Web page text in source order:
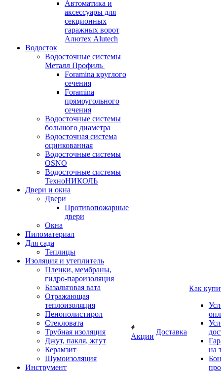
Автоматика и
аксессуары для
секционных
гаражных ворот
Алютех Alutech
Водосток
Водосточные системы
Металл Профиль
Foramina круглого
сечения
Foramina
прямоугольного
сечения
Водосточные системы
большого диаметра
Водосточная система
оцинкованная
Водосточные системы
OSNO
Водосточные системы
ТехноНИКОЛЬ
Двери и окна
Двери
Противопожарные
двери
Окна
Пиломатериал
Для сада
Теплицы
Изоляция и утеплитель
Пленки, мембраны,
гидро-пароизоляция
Базальтовая вата
Отражающая
теплоизоляция
Пенополистирол
Стекловата
Трубная изоляция
Джут, пакля, жгут
Керамзит
Шумоизоляция
Инструмент
Акции
Доставка
Как
на